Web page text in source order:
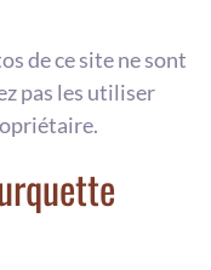
de ce site ne sont
pas les utiliser